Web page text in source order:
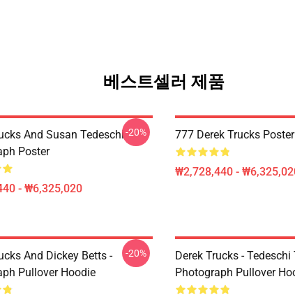
베스트셀러 제품
And Susan Tedeschi
Poster
- ₩6,325,020
-20% 777 Derek Trucks Poster
₩2,728,440 -
And Dickey Betts -
Pullover Hoodie
-20%
Derek Trucks -
Photograph Pullover